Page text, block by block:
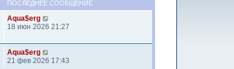
ПОСЛЕДНЕЕ СООБЩЕНИЕ
Aqua$erg
18 июн 2026 21:27
Aqua$erg
21 фев 2026 17:43